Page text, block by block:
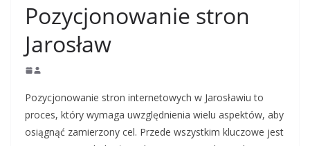
Pozycjonowanie stron
Jarosław
Pozycjonowanie stron internetowych w Jarosławiu to
proces, który wymaga uwzględnienia wielu aspektów, aby
osiągnąć zamierzony cel. Przede wszystkim kluczowe jest